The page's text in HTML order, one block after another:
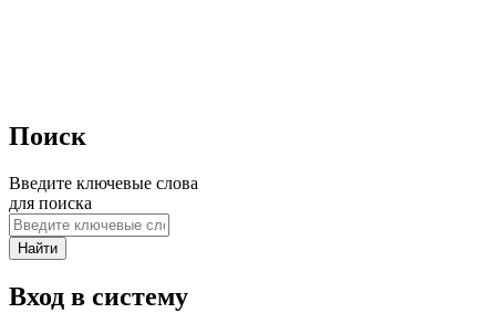
Поиск
Введите ключевые слова
для поиска
Вход в систему